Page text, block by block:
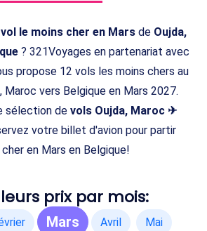
le moins cher en Mars de Oujda,
? 321Voyages en partenariat avec
propose 12 vols les moins chers au
Maroc vers Belgique en Mars 2027.
sélection de vols Oujda, Maroc ✈
votre billet d'avion pour partir
en Mars en Belgique!
prix par mois:
Mars Avril Mai